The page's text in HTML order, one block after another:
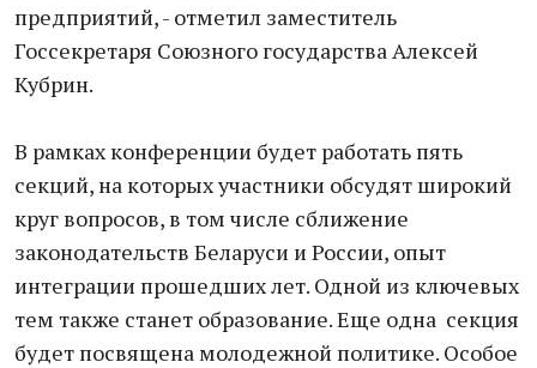
предприятий, - отметил заместитель
Госсекретаря Союзного государства Алексей
Кубрин.
В рамках конференции будет работать пять
секций, на которых участники обсудят широкий
круг вопросов, в том числе сближение
законодательств Беларуси и России, опыт
интеграции прошедших лет. Одной из ключевых
тем также станет образование. Еще одна секция
будет посвящена молодежной политике. Особое